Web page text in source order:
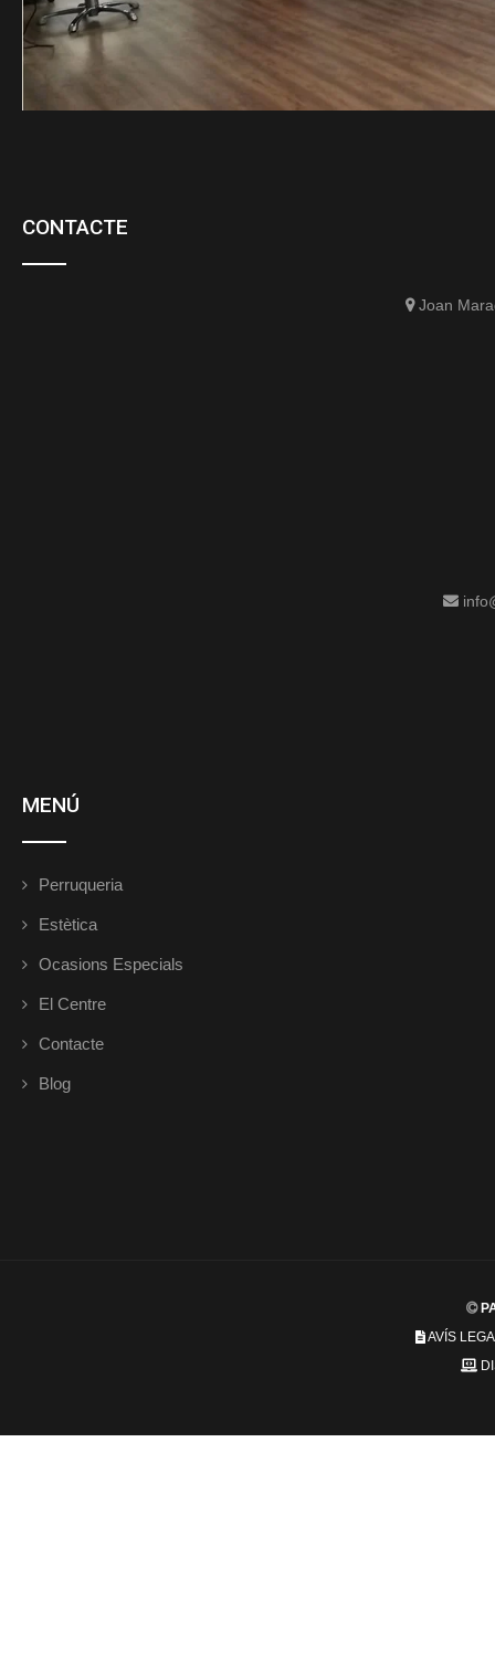
CONTACTE
Joan
MENÚ
Perruqueria
Estètica
Ocasions Especials
El Centre
Contacte
Blog
AVÍS